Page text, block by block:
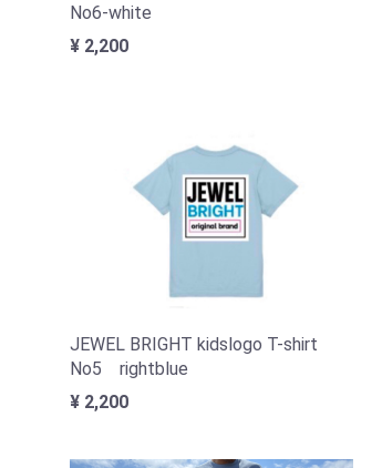
No6-white
¥ 2,200
JEWEL BRIGHT kidslogo T-shirt
No5 rightblue
¥ 2,200